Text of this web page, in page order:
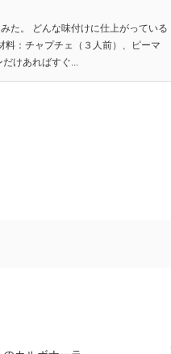
た。 どんな味付けに仕上がっている
料：チャプチェ（３人前）、ピーマ
けあればすぐ...